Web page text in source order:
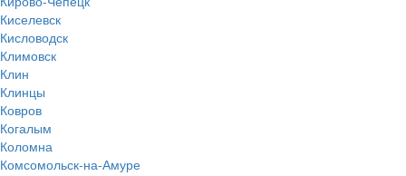
Киселевск
Кисловодск
Климовск
Клин
Клинцы
Ковров
Когалым
Коломна
Комсомольск-на-Амуре